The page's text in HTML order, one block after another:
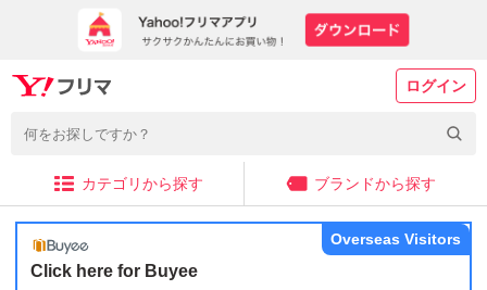
ログイン
カテゴリから探す ブランドから探す
Click here for Buyee
Overseas Visitors